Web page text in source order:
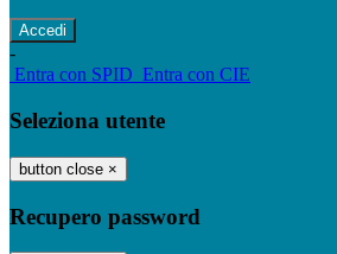
-
Entra con SPID Entra con CIE
Seleziona utente
button close ×
Recupero password